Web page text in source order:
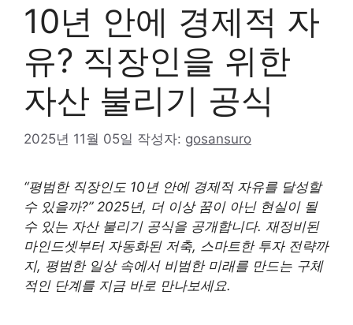
10년 안에 경제적 자
유? 직장인을 위한
자산 불리기 공식
2025년 11월 05일 작성자: gosansuro
“평범한 직장인도 10년 안에 경제적 자유를 달성할
수 있을까?” 2025년, 더 이상 꿈이 아닌 현실이 될
수 있는 자산 불리기 공식을 공개합니다. 재정비된
마인드셋부터 자동화된 저축, 스마트한 투자 전략까
지, 평범한 일상 속에서 비범한 미래를 만드는 구체
적인 단계를 지금 바로 만나보세요.